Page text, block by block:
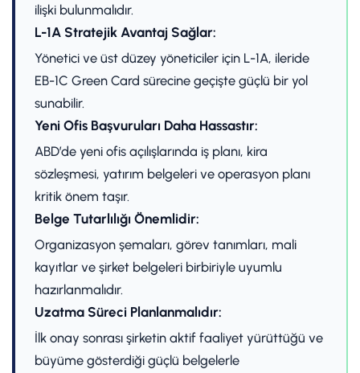
ilişki bulunmalıdır.
L-1A Stratejik Avantaj Sağlar:
Yönetici ve üst düzey yöneticiler için L-1A, ileride
EB-1C Green Card sürecine geçişte güçlü bir yol
sunabilir.
Yeni Ofis Başvuruları Daha Hassastır:
ABD’de yeni ofis açılışlarında iş planı, kira
sözleşmesi, yatırım belgeleri ve operasyon planı
kritik önem taşır.
Belge Tutarlılığı Önemlidir:
Organizasyon şemaları, görev tanımları, mali
kayıtlar ve şirket belgeleri birbiriyle uyumlu
hazırlanmalıdır.
Uzatma Süreci Planlanmalıdır:
İlk onay sonrası şirketin aktif faaliyet yürüttüğü ve
büyüme gösterdiği güçlü belgelerle